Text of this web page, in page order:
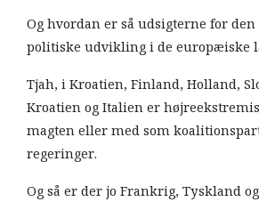
Og hvordan er så udsigterne for
politiske udvikling i de europæiske
Tjah, i Kroatien, Finland, Holland,
Kroatien og Italien er
magten eller med som
regeringer.
Og så er der jo Frankrig, Tyskland